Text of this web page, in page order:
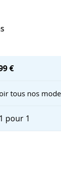
€
tous nos
pour 1